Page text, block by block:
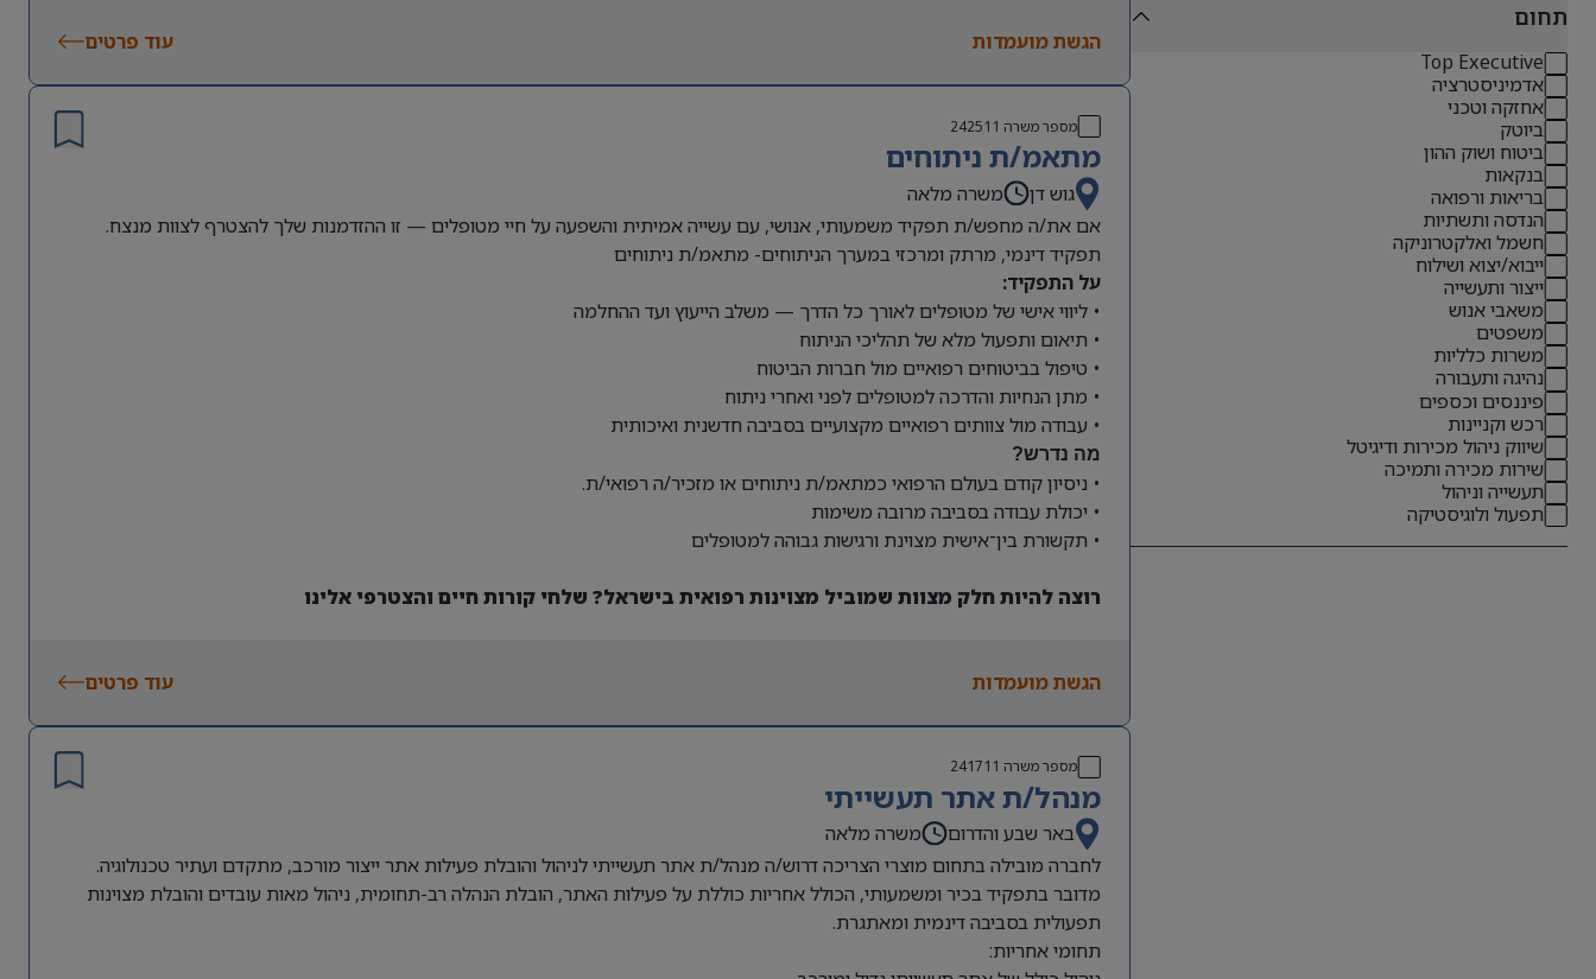
תחום
Top Executive
אדמיניסטרציה
אחזקה וטכני
ביוטק
ביטוח ושוק ההון
בנקאות
בריאות ורפואה
הנדסה ותשתיות
חשמל ואלקטרוניקה
ייבוא/יצוא ושילוח
ייצור ותעשייה
משאבי אנוש
משפטים
משרות כלליות
נהיגה ותעבורה
פיננסים וכספים
רכש וקניינות
שיווק ניהול מכירות ודיגיטל
שירות מכירה ותמיכה
תעשייה וניהול
תפעול ולוגיסטיקה
הגשת מועמדות עוד פרטים
מספר משרה 242511
מתאמ/ת ניתוחים
גוש דן
משרה מלאה
אם את/ה מחפש/ת תפקיד משמעותי, אנושי, עם עשייה אמיתית והשפעה על חיי מטופלים — זו ההזדמנות שלך להצטרף לצוות מנצח.
תפקיד דינמי, מרתק ומרכזי במערך הניתוחים- מתאמ/ת ניתוחים
על התפקיד:
• ליווי אישי של מטופלים לאורך כל הדרך — משלב הייעוץ ועד ההחלמה
• תיאום ותפעול מלא של תהליכי הניתוח
• טיפול בביטוחים רפואיים מול חברות הביטוח
• מתן הנחיות והדרכה למטופלים לפני ואחרי ניתוח
• עבודה מול צוותים רפואיים מקצועיים בסביבה חדשנית ואיכותית
מה נדרש?
• ניסיון קודם בעולם הרפואי כמתאמ/ת ניתוחים או מזכיר/ה רפואי/ת.
• יכולת עבודה בסביבה מרובה משימות
• תקשורת בין־אישית מצוינת ורגישות גבוהה למטופלים
רוצה להיות חלק מצוות שמוביל מצוינות רפואית בישראל? שלחי קורות חיים והצטרפי אלינו
הגשת מועמדות עוד פרטים
מספר משרה 241711
מנהל/ת אתר תעשייתי
באר שבע והדרום
משרה מלאה
לחברה מובילה בתחום מוצרי הצריכה דרוש/ה מנהל/ת אתר תעשייתי לניהול והובלת פעילות אתר ייצור מורכב, מתקדם ועתיר טכנולוגיה.
מדובר בתפקיד בכיר ומשמעותי, הכולל אחריות כוללת על פעילות האתר, הובלת הנהלה רב-תחומית, ניהול מאות עובדים והובלת מצוינות
תפעולית בסביבה דינמית ומאתגרת.
תחומי אחריות: